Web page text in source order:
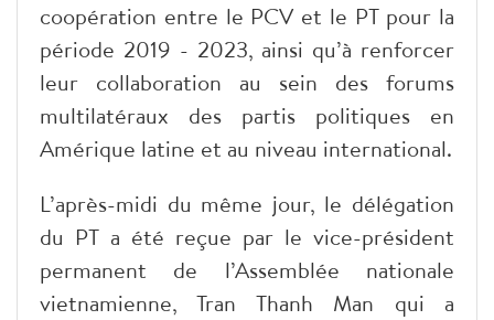
coopération entre le PCV et le PT pour la
période 2019 - 2023, ainsi qu’à renforcer
leur collaboration au sein des forums
multilatéraux des partis politiques en
Amérique latine et au niveau international.
L’après-midi du même jour, le délégation
du PT a été reçue par le vice-président
permanent de l’Assemblée nationale
vietnamienne, Tran Thanh Man qui a